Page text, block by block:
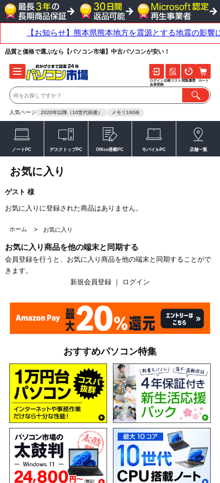
品質と価格で選ぶなら【パソコン市場】中古パソコンが安い！
人気ページ 2020年以降（10世代前後） メモリ16GB
ログイン
会員登録
比較リスト 閲覧履歴 カート
ノートPC デスクトップPC Office搭載PC モバイルPC 店舗一覧
お気に入り
ゲスト 様
お気に入りに登録された商品はありません。
ホーム > お気に入り
お気に入り商品を他の端末と同期する
会員登録を行うと、お気に入り商品を他の端末と同期することがで
きます。
新規会員登録 ｜ ログイン
おすすめパソコン特集